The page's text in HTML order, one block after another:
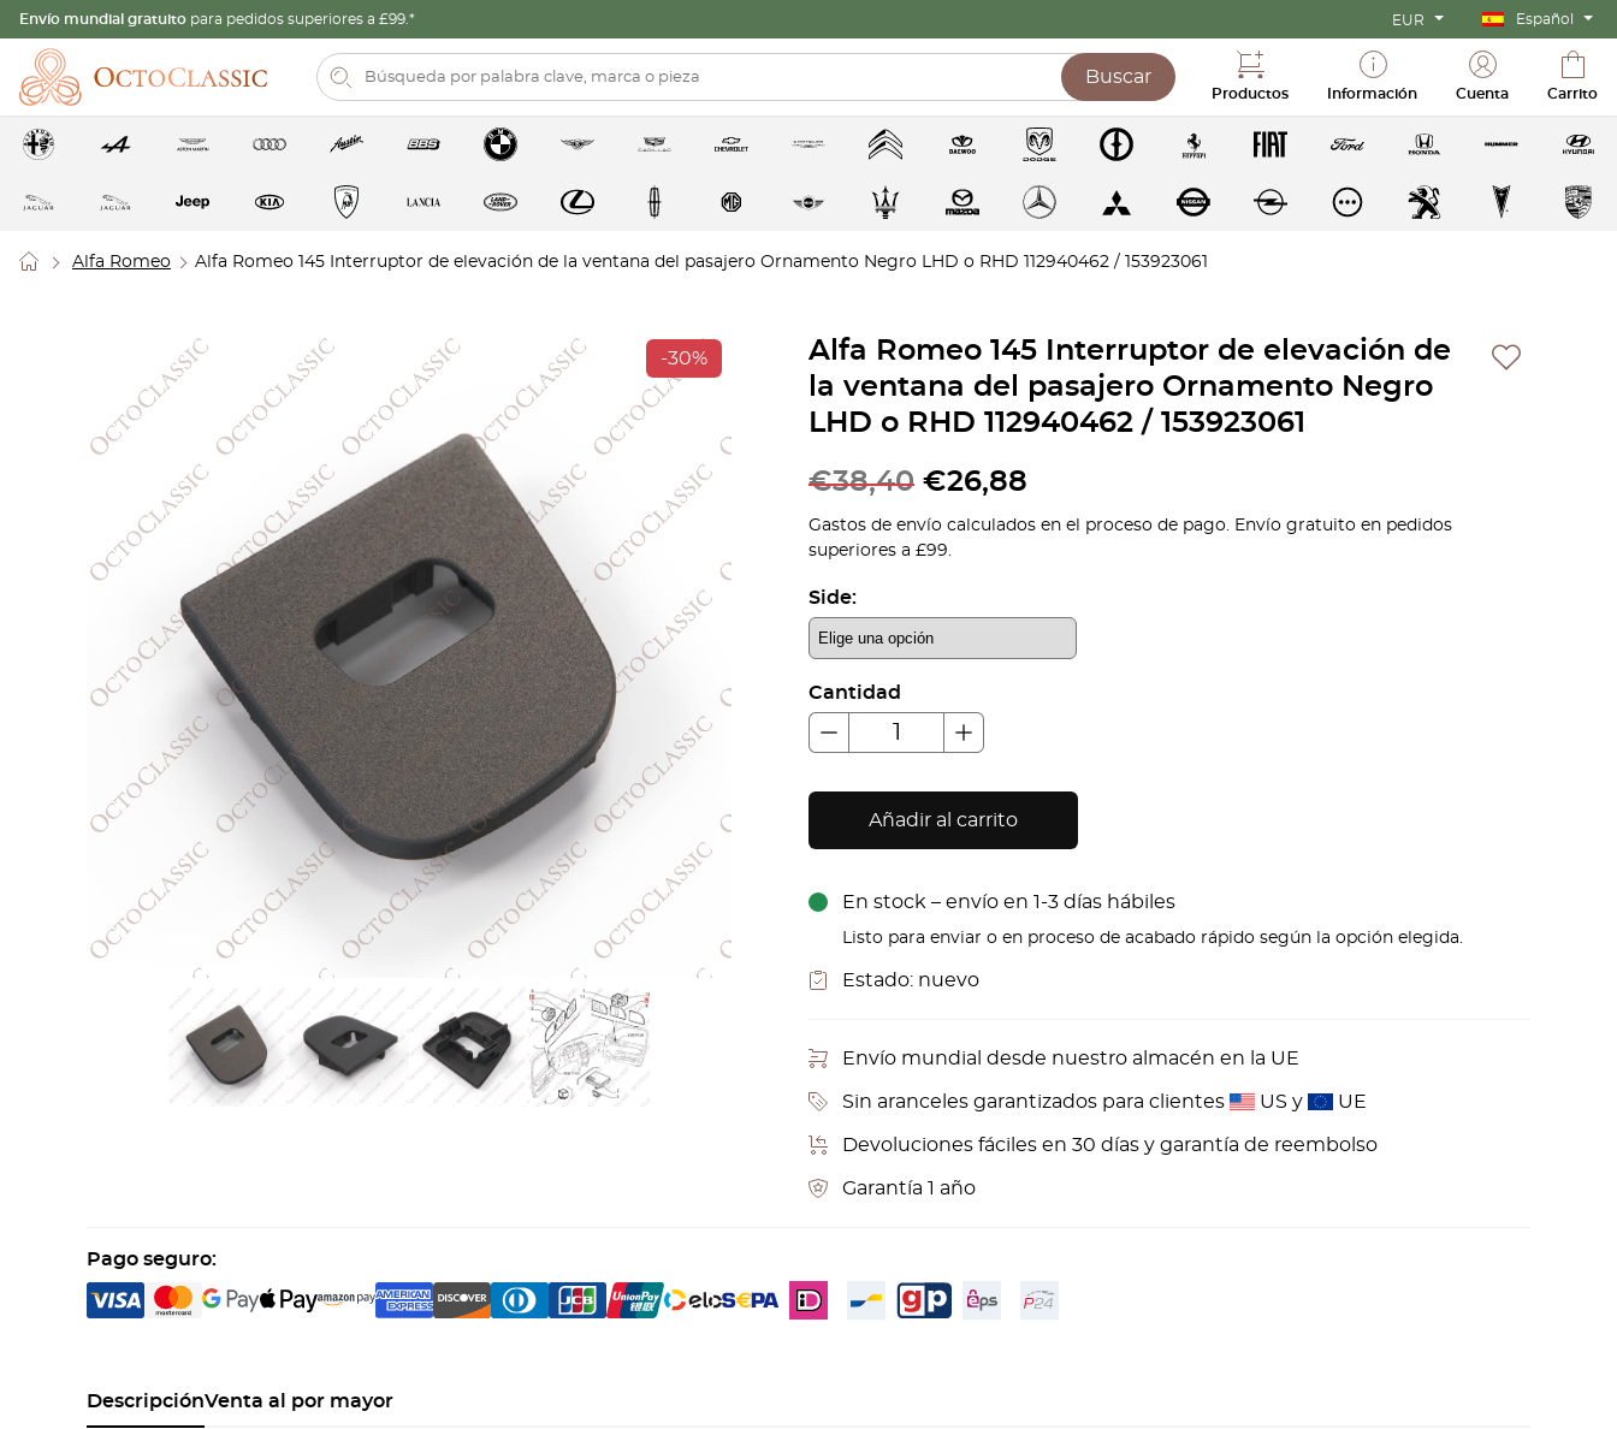
Envío mundial gratuito para pedidos superiores a £99.* EUR Español
Buscar
Productos Información Cuenta Carrito
Alfa Romeo Alfa Romeo 145 Interruptor de elevación de la ventana del pasajero Ornamento Negro LHD o RHD 112940462 / 153923061
-30%
Alfa Romeo 145 Interruptor de elevación de
la ventana del pasajero Ornamento Negro
LHD o RHD 112940462 / 153923061
€38,40 €26,88
Gastos de envío calculados en el proceso de pago. Envío gratuito en pedidos
superiores a £99.
Side:
Cantidad
Añadir al carrito
En stock – envío en 1-3 días hábiles
Listo para enviar o en proceso de acabado rápido según la opción elegida.
Estado: nuevo
Envío mundial desde nuestro almacén en la UE
Sin aranceles garantizados para clientes US y UE
Devoluciones fáciles en 30 días y garantía de reembolso
Garantía 1 año
Pago seguro:
DescripciónVenta al por mayor